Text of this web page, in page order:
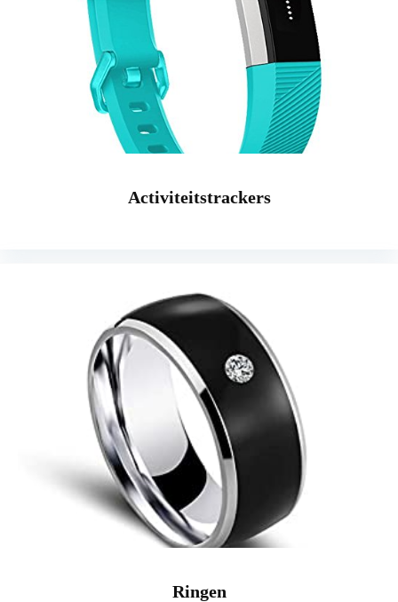
Activiteitstrackers
Ringen